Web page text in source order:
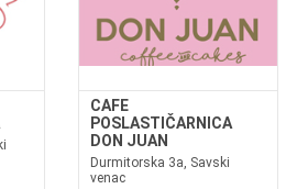
CAFE
POSLASTIČARNICA
DON JUAN
Durmitorska 3a, Savski
venac